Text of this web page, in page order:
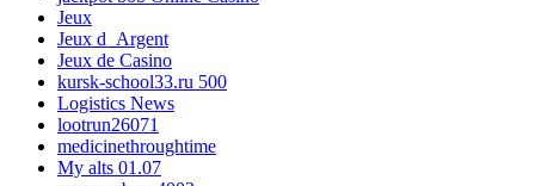
Jeux
Jeux d_Argent
Jeux de Casino
kursk-school33.ru 500
Logistics News
lootrun26071
medicinethroughtime
My alts 01.07